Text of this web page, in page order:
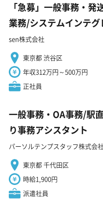
「急募」一般事務・
業務/システムインテ
sen株式会社
東京都 渋谷区
年収312万円～500万円
正社員
一般事務・OA事務/駅
り事務アシスタント
パーソルテンプスタッフ株式会
東京都 千代田区
時給1,900円
派遣社員